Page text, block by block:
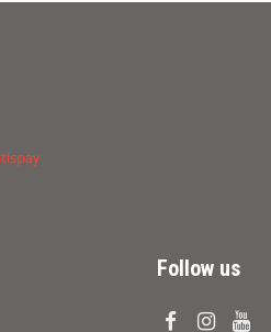
Follow us